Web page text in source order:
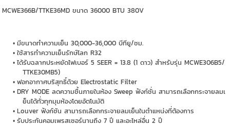
MCWE366B/TTKE36MD ขนาด 36000 BTU 380V
มีขนาดทำความเย็น 30,000-36,000 บีทียู/ชม.
ใช้สารทำความเย็นรักษ์โลก R32
ได้รับฉลากประหยัดไฟเบอร์ 5 SEER = 13.8 (1 ดาว) สำหรับรุ่น MCWE306B5/
TTKE30MB5)
ฟอกอากาศบริสุทธิ์ด้วย Electrostatic Filter
DRY MODE ลดความชื้นภายในห้อง Sweep ฟังก์ชั่น สามารถเลือกกระจายลมเ
ย็นได้ทั่วทุกมุมห้องโดยอัตโนมัติ
Louver ฟังก์ชัน สามารถเลือกกระจายลมเย็นในตำแหน่งที่ต้องการ
รับประกันคอมเพรสเซอร์นานถึง 7 ปี และอะไหล่อื่น 2 ปี